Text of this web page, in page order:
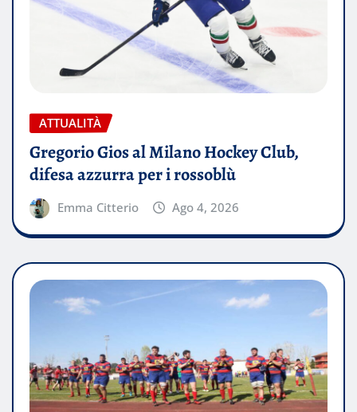
ATTUALITÀ
Gregorio Gios al Milano Hockey Club,
difesa azzurra per i rossoblù
Emma Citterio Ago 4, 2026